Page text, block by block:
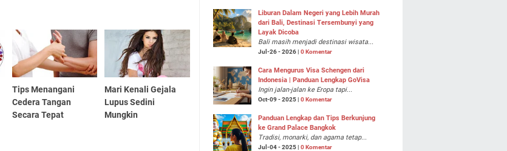
Tips Menangani
Cedera Tangan
Secara Tepat
Mari Kenali Gejala
Lupus Sedini
Mungkin
Liburan Dalam Negeri yang Lebih Murah
dari Bali, Destinasi Tersembunyi yang
Layak Dicoba
Bali masih menjadi destinasi wisata...
Jul-26 - 2026 | 0 Komentar
Cara Mengurus Visa Schengen dari
Indonesia | Panduan Lengkap GoVisa
Ingin jalan-jalan ke Eropa tapi...
Oct-09 - 2025 | 0 Komentar
Panduan Lengkap dan Tips Berkunjung
ke Grand Palace Bangkok
Tradisi, monarki, dan agama tetap...
Jul-04 - 2025 | 0 Komentar